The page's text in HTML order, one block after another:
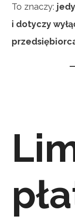
To znaczy:
i dotyczy